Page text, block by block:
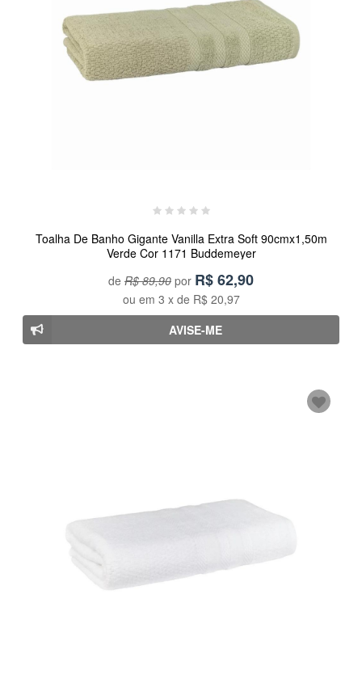
Toalha De Banho Gigante Vanilla Extra Soft 90cmx1,50m
Verde Cor 1171 Buddemeyer
de R$ 89,90 por R$62,90
ou em 3 x de R$ 20,97
AVISE-ME